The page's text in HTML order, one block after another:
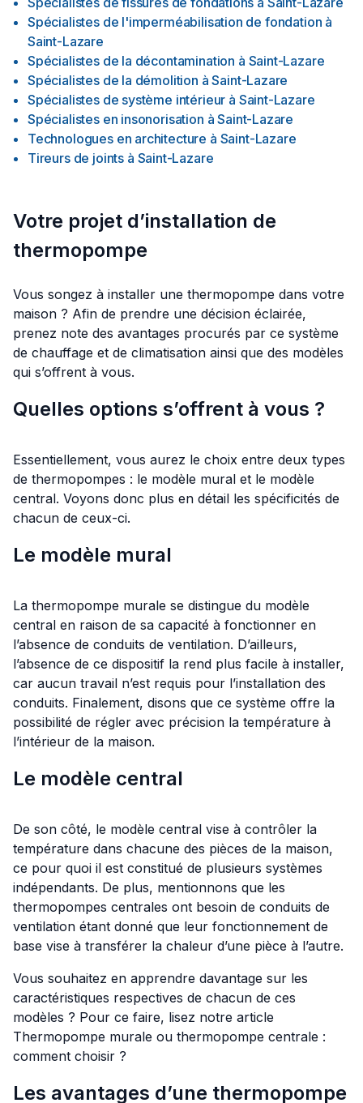
Spécialistes de l'imperméabilisation de fondation à
Saint-Lazare
Spécialistes de la décontamination à Saint-Lazare
Spécialistes de la démolition à Saint-Lazare
Spécialistes de système intérieur à Saint-Lazare
Spécialistes en insonorisation à Saint-Lazare
Technologues en architecture à Saint-Lazare
Tireurs de joints à Saint-Lazare
Votre projet d’installation de
thermopompe
Vous songez à installer une thermopompe dans votre
maison ? Afin de prendre une décision éclairée,
prenez note des avantages procurés par ce système
de chauffage et de climatisation ainsi que des modèles
qui s’offrent à vous.
Quelles options s’offrent à vous ?
Essentiellement, vous aurez le choix entre deux types
de thermopompes : le modèle mural et le modèle
central. Voyons donc plus en détail les spécificités de
chacun de ceux-ci.
Le modèle mural
La thermopompe murale se distingue du modèle
central en raison de sa capacité à fonctionner en
l’absence de conduits de ventilation. D’ailleurs,
l’absence de ce dispositif la rend plus facile à installer,
car aucun travail n’est requis pour l’installation des
conduits. Finalement, disons que ce système offre la
possibilité de régler avec précision la température à
l’intérieur de la maison.
Le modèle central
De son côté, le modèle central vise à contrôler la
température dans chacune des pièces de la maison,
ce pour quoi il est constitué de plusieurs systèmes
indépendants. De plus, mentionnons que les
thermopompes centrales ont besoin de conduits de
ventilation étant donné que leur fonctionnement de
base vise à transférer la chaleur d’une pièce à l’autre.
Vous souhaitez en apprendre davantage sur les
caractéristiques respectives de chacun de ces
modèles ? Pour ce faire, lisez notre article
Thermopompe murale ou thermopompe centrale :
comment choisir ?
Les avantages d’une thermopompe